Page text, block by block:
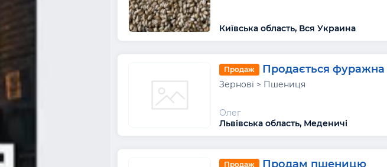
Київська область, Вся Украина
Продаж Продається
Зернові > Пшениця
Олег
Львівська область, Меденичі
Продаж Продам пшеницю